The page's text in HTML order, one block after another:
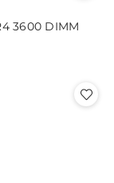
3600 DIMM